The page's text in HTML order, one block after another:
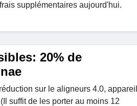
supplémentaires aujourd'hui.
20% de
sur le aligneurs 4.0, appareil
suffit de les porter au moins 12